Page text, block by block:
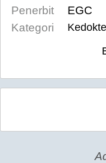
Penerbit
EGC
Kategori